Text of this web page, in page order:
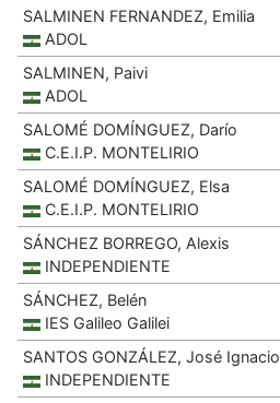
SALMINEN FERNANDEZ, Emilia
ADOL
SALMINEN, Paivi
ADOL
SALOMÉ DOMÍNGUEZ, Darío
C.E.I.P. MONTELIRIO
SALOMÉ DOMÍNGUEZ, Elsa
C.E.I.P. MONTELIRIO
SÁNCHEZ BORREGO, Alexis
INDEPENDIENTE
SÁNCHEZ, Belén
IES Galileo Galilei
SANTOS GONZÁLEZ, José Ignacio
INDEPENDIENTE